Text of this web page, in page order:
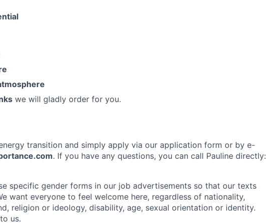
we will gladly order for you.
transition and simply apply via our application form or by e-
. If you have any questions, you can call Pauline directly:
specific gender forms in our job advertisements so that our texts
want everyone to feel welcome here, regardless of nationality,
religion or ideology, disability, age, sexual orientation or identity.
us.